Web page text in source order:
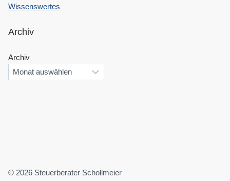
Wissenswertes
Archiv
Archiv
© 2026 Steuerberater Schollmeier